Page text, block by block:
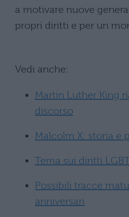
a motivare nuove
propri diritti e per un
Vedi anche:
Martin Luther King
discorso
Malcolm X: storia e
Tema sui diritti
Possibili tracce
anniversari